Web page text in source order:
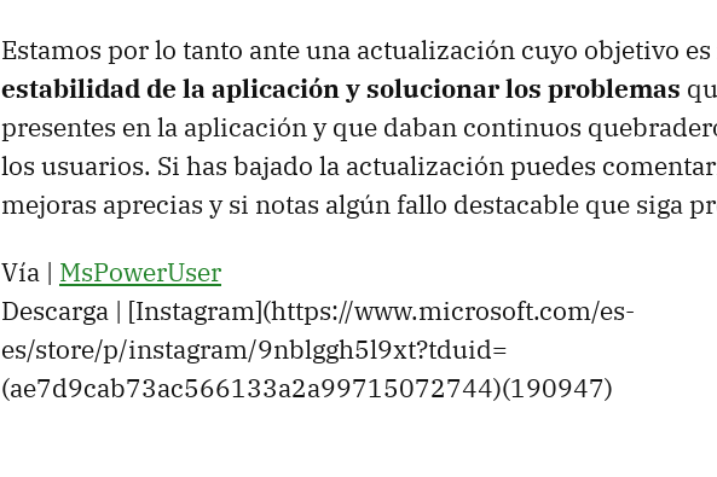
Estamos por lo tanto ante una actualización cuyo objetivo es
estabilidad de la aplicación y solucionar los problemas
presentes en la aplicación y que daban continuos
los usuarios. Si has bajado la actualización puedes
mejoras aprecias y si notas algún fallo destacable que siga
Vía | MsPowerUser
Descarga | [Instagram](https://www.microsoft.com/es-
es/store/p/instagram/9nblggh5l9xt?tduid=
(ae7d9cab73ac566133a2a99715072744)(190947)